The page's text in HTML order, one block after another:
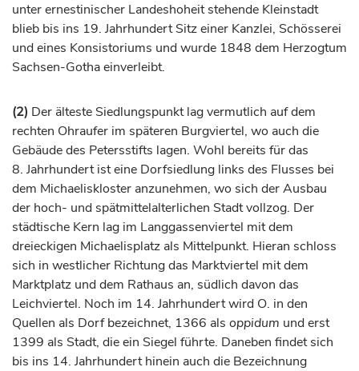
unter ernestinischer Landeshoheit stehende Kleinstadt
blieb bis ins 19. JahrhundertSitz einer Kanzlei, Schösserei
und eines Konsistoriums und wurde 1848 dem Herzogtum
Sachsen-Gotha einverleibt.
(2) Der älteste Siedlungspunkt lag vermutlich auf dem
rechten Ohraufer im späteren Burgviertel, wo auch die
Gebäude des Petersstifts lagen. Wohl bereits für das
8. Jahrhundertist eine Dorfsiedlung links des Flusses bei
dem Michaeliskloster anzunehmen, wo sich der Ausbau
der hoch- und spätmittelalterlichen Stadt vollzog. Der
städtische Kern lag im Langgassenviertel mit dem
dreieckigen Michaelisplatz als Mittelpunkt. Hieran schloss
sich in westlicher Richtung das Marktviertel mit dem
Marktplatz und dem Rathaus an, südlich davon das
Leichviertel. Noch im 14. Jahrhundertwird O. in den
Quellen als Dorf bezeichnet, 1366 als oppidum und erst
1399 als Stadt, die ein Siegel führte. Daneben findet sich
bis ins 14. Jahrhunderthinein auch die Bezeichnung